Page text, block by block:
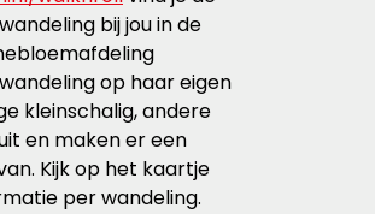
bij jou in de
op haar eigen
kleinschalig, andere
en maken er een
Kijk op het kaartje
per wandeling.